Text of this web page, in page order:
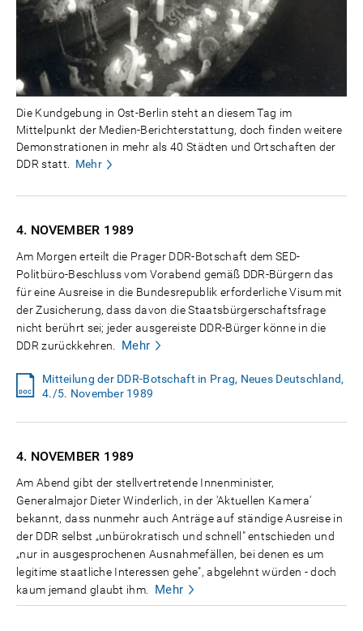
Die Kundgebung in Ost-Berlin steht an diesem Tag im
Mittelpunkt der Medien-Berichterstattung, doch finden weitere
Demonstrationen in mehr als 40 Städten und Ortschaften der
DDR statt. Mehr
4. NOVEMBER 1989
Am Morgen erteilt die Prager DDR-Botschaft dem SED-
Politbüro-Beschluss vom Vorabend gemäß DDR-Bürgern das
für eine Ausreise in die Bundesrepublik erforderliche Visum mit
der Zusicherung, dass davon die Staatsbürgerschaftsfrage
nicht berührt sei; jeder ausgereiste DDR-Bürger könne in die
DDR zurückkehren.
Mehr
Mitteilung der DDR-Botschaft in Prag, Neues Deutschland,
4./5. November 1989
4. NOVEMBER 1989
Am Abend gibt der stellvertretende Innenminister,
Generalmajor Dieter Winderlich, in der 'Aktuellen Kamera'
bekannt, dass nunmehr auch Anträge auf ständige Ausreise in
der DDR selbst „unbürokratisch und schnell" entschieden und
„nur in ausgesprochenen Ausnahmefällen, bei denen es um
legitime staatliche Interessen gehe", abgelehnt würden - doch
kaum jemand glaubt ihm.
Mehr